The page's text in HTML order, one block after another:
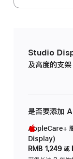
Studio
及高度的支架
是否要添加
AppleCare+
Display)
RMB 1,249 或